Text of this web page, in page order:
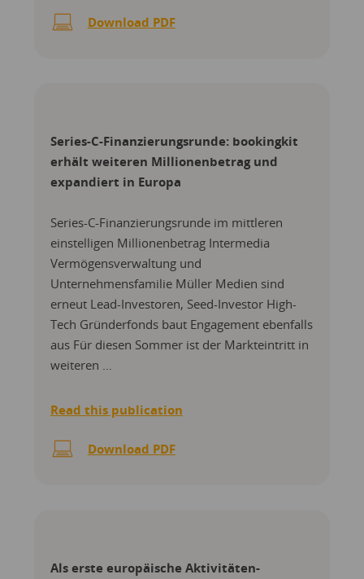
Download PDF
Series-C-Finanzierungsrunde: bookingkit
erhält weiteren Millionenbetrag und
expandiert in Europa
Series-C-Finanzierungsrunde im mittleren
einstelligen Millionenbetrag Intermedia
Vermögensverwaltung und
Unternehmensfamilie Müller Medien sind
erneut Lead-Investoren, Seed-Investor High-
Tech Gründerfonds baut Engagement ebenfalls
aus Für diesen Sommer ist der Markteintritt in
weiteren ...
Read this publication
Download PDF
Als erste europäische Aktivitäten-